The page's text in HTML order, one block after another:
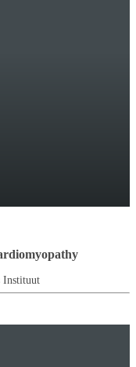
Instituut